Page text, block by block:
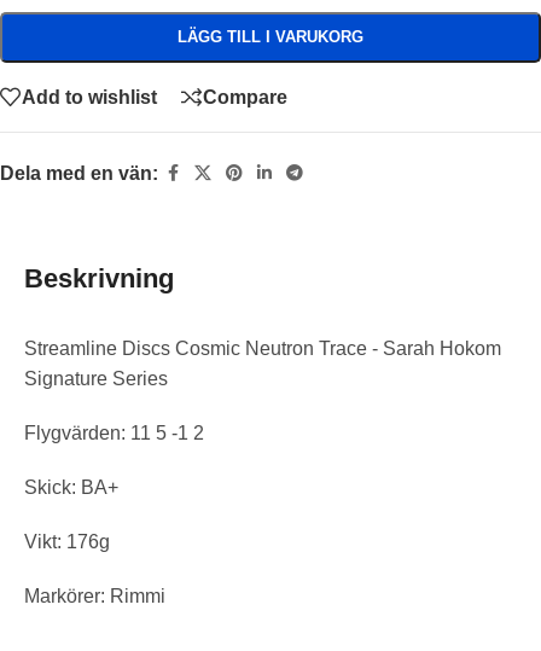
LÄGG TILL I VARUKORG
Add to wishlist Compare
Dela med en vän:
Beskrivning
Streamline Discs Cosmic Neutron Trace - Sarah Hokom
Signature Series
Flygvärden: 11 5 -1 2
Skick: BA+
Vikt: 176g
Markörer: Rimmi